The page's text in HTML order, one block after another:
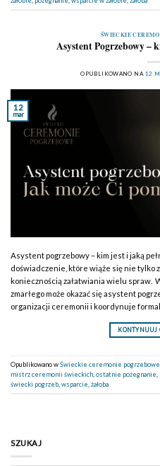
ŚWIECKIE
Asystent Pogrzebowy –
OPUBLIKOWANO NA 12
12
mar
Asystent pogrzebowy – kim jest i jaką
doświadczenie, które wiąże się nie tylko
koniecznością załatwiania wielu spraw.
zmarłego może okazać się asystent
organizacji ceremonii i koordynuje
KONTYNUUJ
Opublikowano wŚwieckie ceremonie pogrzebowe
mistrz ceremonii świeckich ostatnie pożegnanie
świecki pogrzeb wsparcie żałoba
SZUKAJ